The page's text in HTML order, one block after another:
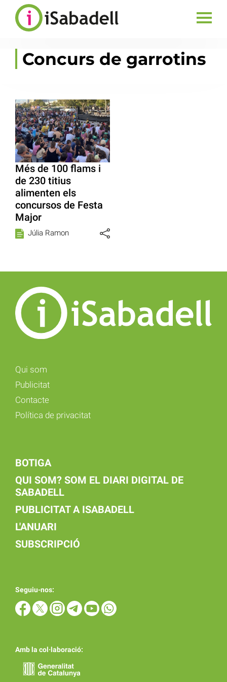
Concurs de garrotins
Més de 100 flams i
de 230 titius
alimenten els
concursos de Festa
Major
Júlia Ramon
Qui som
Publicitat
Contacte
Política de privacitat
BOTIGA
QUI SOM? SOM EL DIARI DIGITAL DE
SABADELL
PUBLICITAT A ISABADELL
L'ANUARI
SUBSCRIPCIÓ
Seguiu-nos:
Amb la col·laboració: